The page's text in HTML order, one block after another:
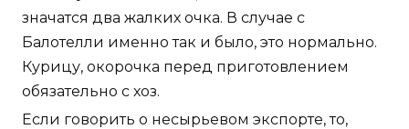
значатся два жалких очка. В случае с
Балотелли именно так и было, это нормально.
Курицу, окорочка перед приготовлением
обязательно с хоз.
Если говорить о несырьевом экспорте, то,